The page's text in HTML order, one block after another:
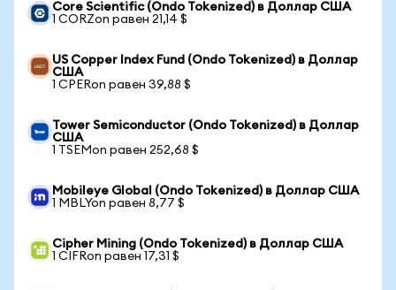
Core Scientific (Ondo Tokenized) в Доллар США
1 CORZon равен 21,14 $
US Copper Index Fund (Ondo Tokenized) в Доллар
США
1 CPERon равен 39,88 $
Tower Semiconductor (Ondo Tokenized) в Доллар
США
1 TSEMon равен 252,68 $
Mobileye Global (Ondo Tokenized) в Доллар США
1 MBLYon равен 8,77 $
Cipher Mining (Ondo Tokenized) в Доллар США
1 CIFRon равен 17,31 $